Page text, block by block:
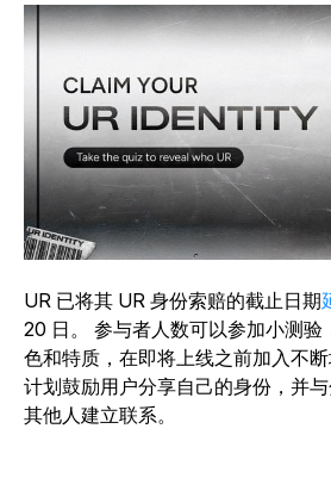
UR 已将其 UR 身份索赔的截止日期
20 日。 参与者人数可以参加小测验
色和特质，在即将上线之前加入不
计划鼓励用户分享自己的身份，并
其他人建立联系。